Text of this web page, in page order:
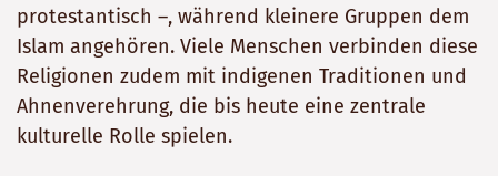
protestantisch –, während kleinere Gruppen dem
Islam angehören. Viele Menschen verbinden diese
Religionen zudem mit indigenen Traditionen und
Ahnenverehrung, die bis heute eine zentrale
kulturelle Rolle spielen.